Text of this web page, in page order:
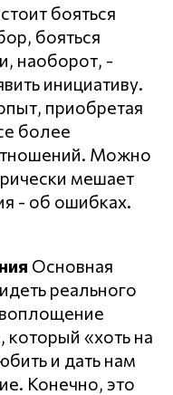
бояться
бояться
наоборот, -
инициативу.
приобретая
более
Можно
мешает
- об ошибках.
Основная
реального
который «хоть на
и дать нам
Конечно, это